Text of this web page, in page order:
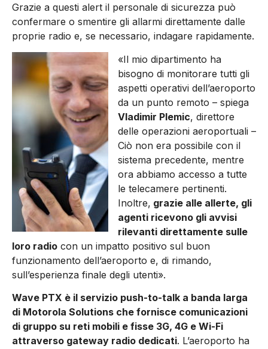
Grazie a questi alert il personale di sicurezza può
confermare o smentire gli allarmi direttamente dalle
proprie radio e, se necessario, indagare rapidamente.
«Il mio dipartimento ha
bisogno di monitorare tutti gli
aspetti operativi dell’aeroporto
da un punto remoto – spiega
Vladimir Plemic, direttore
delle operazioni aeroportuali –
Ciò non era possibile con il
sistema precedente, mentre
ora abbiamo accesso a tutte
le telecamere pertinenti.
Inoltre, grazie alle allerte, gli
agenti ricevono gli avvisi
rilevanti direttamente sulle
loro radio con un impatto positivo sul buon
funzionamento dell’aeroporto e, di rimando,
sull’esperienza finale degli utenti».
Wave PTX è il servizio push-to-talk a banda larga
di Motorola Solutions che fornisce comunicazioni
di gruppo su reti mobili e fisse 3G, 4G e Wi-Fi
attraverso gateway radio dedicati. L’aeroporto ha